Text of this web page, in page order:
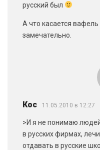
русский был
А что касается
замечательно.
Кос 11.05.2010 в 12:27
>И я не понимаю
в русских фирмах,
отдавать в русские